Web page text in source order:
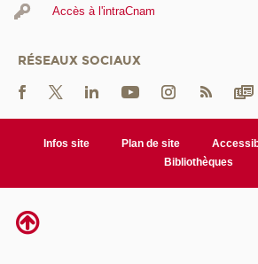
Accès à l'intraCnam
RÉSEAUX SOCIAUX
Infos site Plan de site
Bibliothèques